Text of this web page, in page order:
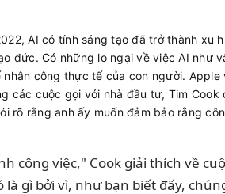
AI có tính sáng tạo đã trở thành xu
đức. Có những lo ngại về việc AI như
công thực tế của con người.
các cuộc gọi với nhà đầu tư, Tim
rõ rằng anh ấy muốn đảm bảo rằng
công việc," Cook giải thích về
là gì bởi vì, như bạn biết đấy,